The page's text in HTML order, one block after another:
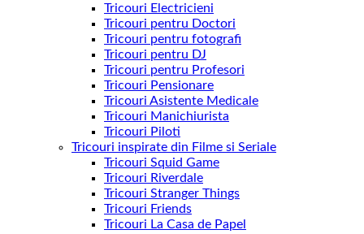
Tricouri Electricieni
Tricouri pentru Doctori
Tricouri pentru fotografi
Tricouri pentru DJ
Tricouri pentru Profesori
Tricouri Pensionare
Tricouri Asistente Medicale
Tricouri Manichiurista
Tricouri Piloti
Tricouri inspirate din Filme si Seriale
Tricouri Squid Game
Tricouri Riverdale
Tricouri Stranger Things
Tricouri Friends
Tricouri La Casa de Papel